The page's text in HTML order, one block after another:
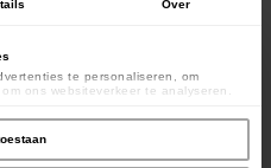
Over
te personaliseren, om
ons websiteverkeer te analyseren.
partners kunnen deze gegevens
aan ze heeft verstrekt of die ze hebben
services.